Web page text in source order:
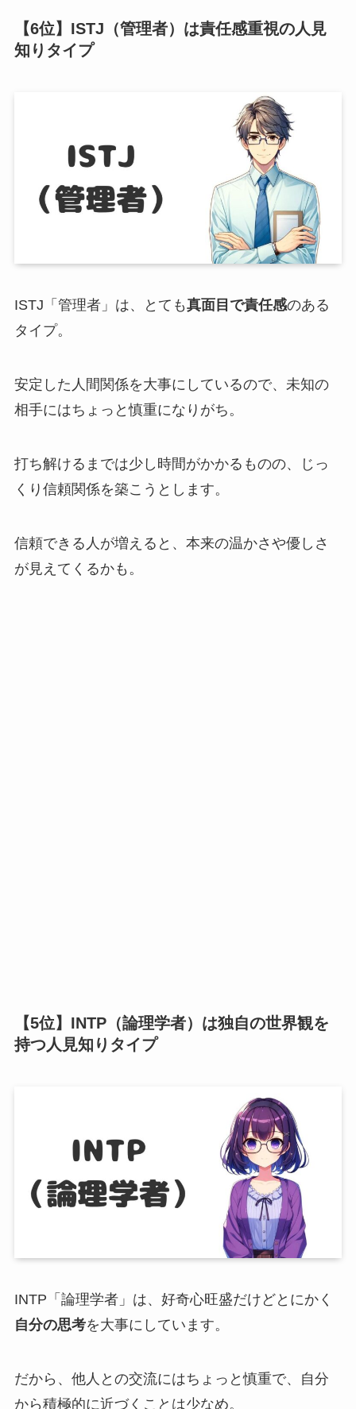
【6位】ISTJ（管理者）は責任感重視の人見
知りタイプ
ISTJ「管理者」は、とても真面目で責任感のある
タイプ。
安定した人間関係を大事にしているので、未知の
相手にはちょっと慎重になりがち。
打ち解けるまでは少し時間がかかるものの、じっ
くり信頼関係を築こうとします。
信頼できる人が増えると、本来の温かさや優しさ
が見えてくるかも。
【5位】INTP（論理学者）は独自の世界観を
持つ人見知りタイプ
INTP「論理学者」は、好奇心旺盛だけどとにかく
自分の思考を大事にしています。
だから、他人との交流にはちょっと慎重で、自分
から積極的に近づくことは少なめ。